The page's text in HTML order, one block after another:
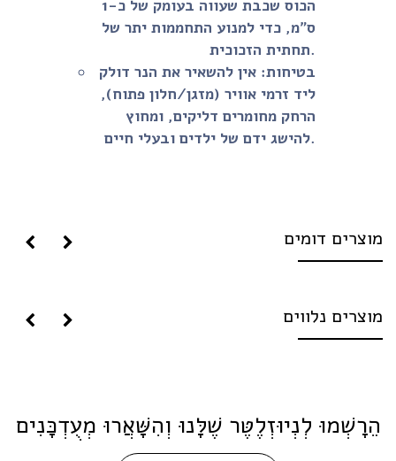
הכוס שכבת שעווה בעומק של כ-1
ס"מ, כדי למנוע התחממות יתר של
בטיחות:אין להשאיר את הנר דולק
ליד זרמי אוויר (מזגן/חלון פתוח),
הרחק מחומרים דליקים, ומחוץ
דומים
נלווים
לְנְיוּזְלֶטֶּר שֶׁלָּנוּ וְהִשָּׁאֲרוּ מְעֻדְכָּנִים